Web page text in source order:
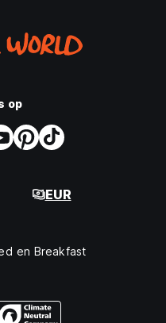
op
EUR
en Breakfast